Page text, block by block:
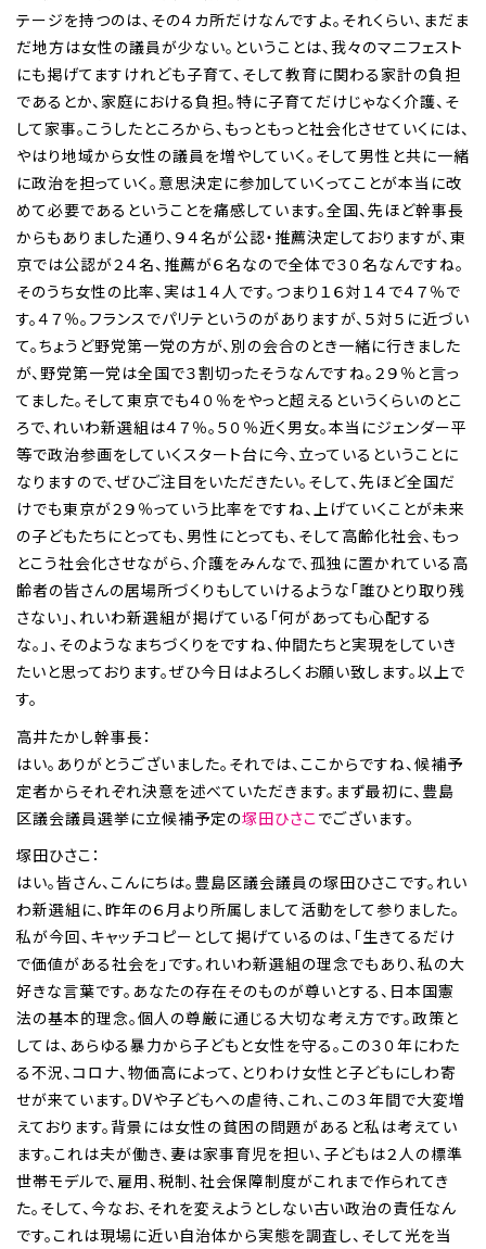
テージを持つのは、その４カ所だけなんですよ。それくらい、まだま
だ地方は女性の議員が少ない。ということは、我々のマニフェスト
にも掲げてますけれども子育て、そして教育に関わる家計の負担
であるとか、家庭における負担。特に子育てだけじゃなく介護、そ
して家事。こうしたところから、もっともっと社会化させていくには、
やはり地域から女性の議員を増やしていく。そして男性と共に一緒
に政治を担っていく。意思決定に参加していくってことが本当に改
めて必要であるということを痛感しています。全国、先ほど幹事長
からもありました通り、９４名が公認・推薦決定しておりますが、東
京では公認が２４名、推薦が６名なので全体で３０名なんですね。
そのうち女性の比率、実は１４人です。つまり１６対１４で４７％で
す。４７％。フランスでパリテというのがありますが、５対５に近づい
て。ちょうど野党第一党の方が、別の会合のとき一緒に行きました
が、野党第一党は全国で３割切ったそうなんですね。２９％と言っ
てました。そして東京でも４０％をやっと超えるというくらいのとこ
ろで、れいわ新選組は４７％。５０％近く男女。本当にジェンダー平
等で政治参画をしていくスタート台に今、立っているということに
なりますので、ぜひご注目をいただきたい。そして、先ほど全国だ
けでも東京が２９％っていう比率をですね、上げていくことが未来
の子どもたちにとっても、男性にとっても、そして高齢化社会、もっ
とこう社会化させながら、介護をみんなで、孤独に置かれている高
齢者の皆さんの居場所づくりもしていけるような「誰ひとり取り残
さない」、れいわ新選組が掲げている「何があっても心配する
な。」、そのようなまちづくりをですね、仲間たちと実現をしていき
たいと思っております。ぜひ今日はよろしくお願い致します。以上で
す。
高井たかし幹事長：
はい。ありがとうございました。それでは、ここからですね、候補予
定者からそれぞれ決意を述べていただきます。まず最初に、豊島
区議会議員選挙に立候補予定の塚田ひさこでございます。
塚田ひさこ：
はい。皆さん、こんにちは。豊島区議会議員の塚田ひさこです。れい
わ新選組に、昨年の６月より所属しまして活動をして参りました。
私が今回、キャッチコピーとして掲げているのは、「生きてるだけ
で価値がある社会を」です。れいわ新選組の理念でもあり、私の大
好きな言葉です。あなたの存在そのものが尊いとする、日本国憲
法の基本的理念。個人の尊厳に通じる大切な考え方です。政策と
しては、あらゆる暴力から子どもと女性を守る。この３０年にわた
る不況、コロナ、物価高によって、とりわけ女性と子どもにしわ寄
せが来ています。DVや子どもへの虐待、これ、この３年間で大変増
えております。背景には女性の貧困の問題があると私は考えてい
ます。これは夫が働き、妻は家事育児を担い、子どもは２人の標準
世帯モデルで、雇用、税制、社会保障制度がこれまで作られてき
た。そして、今なお、それを変えようとしない古い政治の責任なん
です。これは現場に近い自治体から実態を調査し、そして光を当